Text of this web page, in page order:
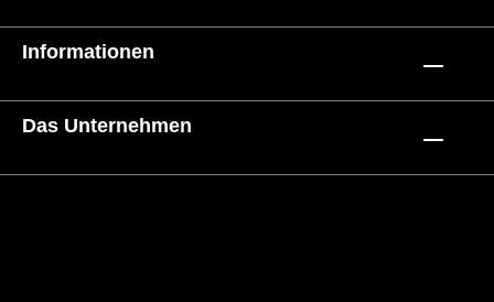
Informationen
Das Unternehmen